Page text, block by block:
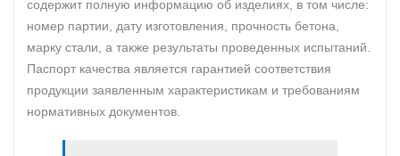
содержит полную информацию об изделиях, в том числе:
номер партии, дату изготовления, прочность бетона,
марку стали, а также результаты проведенных испытаний.
Паспорт качества является гарантией соответствия
продукции заявленным характеристикам и требованиям
нормативных документов.